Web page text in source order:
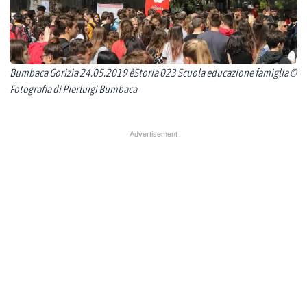
Bumbaca Gorizia 24.05.2019 èStoria 023 Scuola educazione famiglia ©
Fotografia di Pierluigi Bumbaca